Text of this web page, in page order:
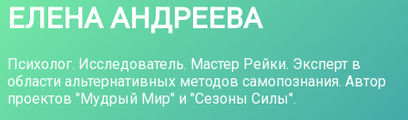
ЕЛЕНА АНДРЕЕВА
Психолог. Исследователь. Мастер Рейки. Эксперт в
области альтернативных методов самопознания. Автор
проектов "Мудрый Мир" и "Сезоны Силы".